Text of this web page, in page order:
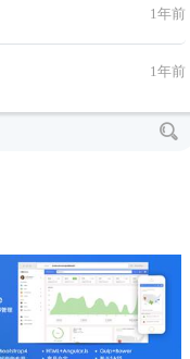
1年前
1年前